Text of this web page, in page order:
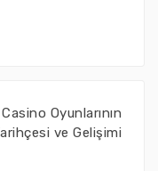
Casino Oyunlarının
ve Gelişimi